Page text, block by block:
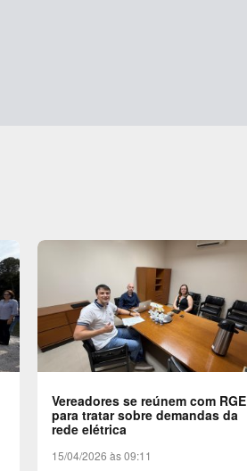
Vereadores se reúnem com RGE
para tratar sobre demandas da
rede elétrica
15/04/2026 às 09:11